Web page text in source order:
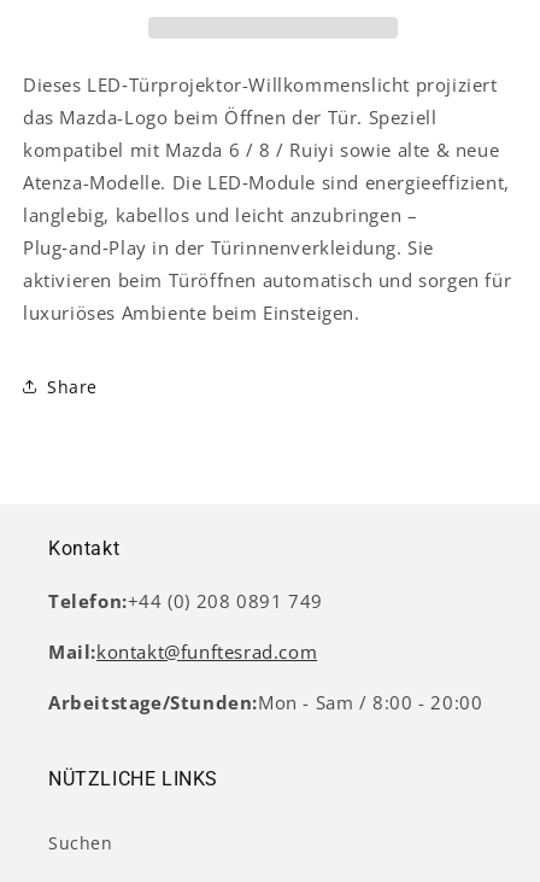
Ruiyi,
alte
&amp;
neue
Atenza
Modelle
Ruiyi,
alte
&amp;
neue
Atenza
Modelle
Dieses LED‑Türprojektor-Willkommenslicht projiziert
das Mazda-Logo beim Öffnen der Tür. Speziell
kompatibel mit Mazda 6 / 8 / Ruiyi sowie alte & neue
Atenza-Modelle. Die LED‑Module sind energieeffizient,
langlebig, kabellos und leicht anzubringen –
Plug‑and‑Play in der Türinnenverkleidung. Sie
aktivieren beim Türöffnen automatisch und sorgen für
luxuriöses Ambiente beim Einsteigen.
Share
Kontakt
Telefon:+44 (0) 208 0891 749
Mail:kontakt@funftesrad.com
Arbeitstage/Stunden:Mon - Sam / 8:00 - 20:00
NÜTZLICHE LINKS
Suchen